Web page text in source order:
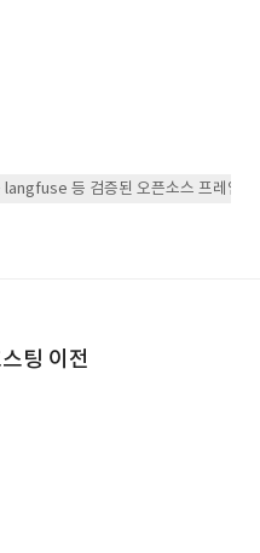
등 검증된 오픈소스 프레임워
팅 이전